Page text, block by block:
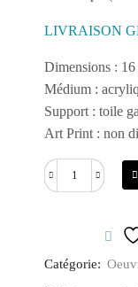
LIVRAISON
Dimensions :
Médium :
Support : toile
Art Print : non
quantité
ta
Catégorie: